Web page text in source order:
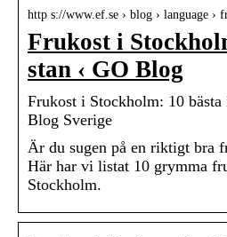
http s://www.ef.se › blog › language
Frukost i
stan ‹ GO Blog
Frukost i Stockholm: 10
Blog Sverige
Är du sugen på en riktigt bra
Här har vi listat 10 grymma
Stockholm.